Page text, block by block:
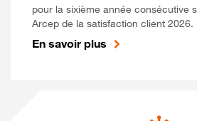
pour la sixième année consécutive
Arcep de la satisfaction client 2026.
En savoir plus